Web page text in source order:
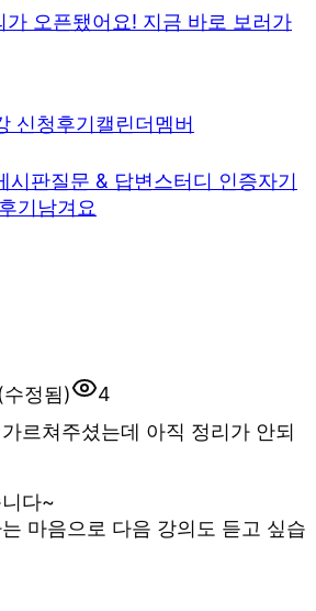
가 오픈됐어요! 지금 바로 보러가
신청후기캘린더멤버
시판질문 & 답변스터디 인증자기
후기남겨요
(수정됨)
4
르쳐주셨는데 아직 정리가 안되
다~
마음으로 다음 강의도 듣고 싶습